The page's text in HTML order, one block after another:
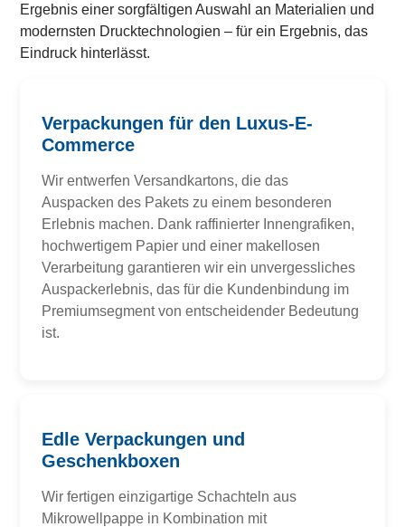
Ergebnis einer sorgfältigen Auswahl an Materialien und
modernsten Drucktechnologien – für ein Ergebnis, das
Eindruck hinterlässt.
Verpackungen für den Luxus-E-
Commerce
Wir entwerfen Versandkartons, die das
Auspacken des Pakets zu einem besonderen
Erlebnis machen. Dank raffinierter Innengrafiken,
hochwertigem Papier und einer makellosen
Verarbeitung garantieren wir ein unvergessliches
Auspackerlebnis, das für die Kundenbindung im
Premiumsegment von entscheidender Bedeutung
ist.
Edle Verpackungen und
Geschenkboxen
Wir fertigen einzigartige Schachteln aus
Mikrowellpappe in Kombination mit